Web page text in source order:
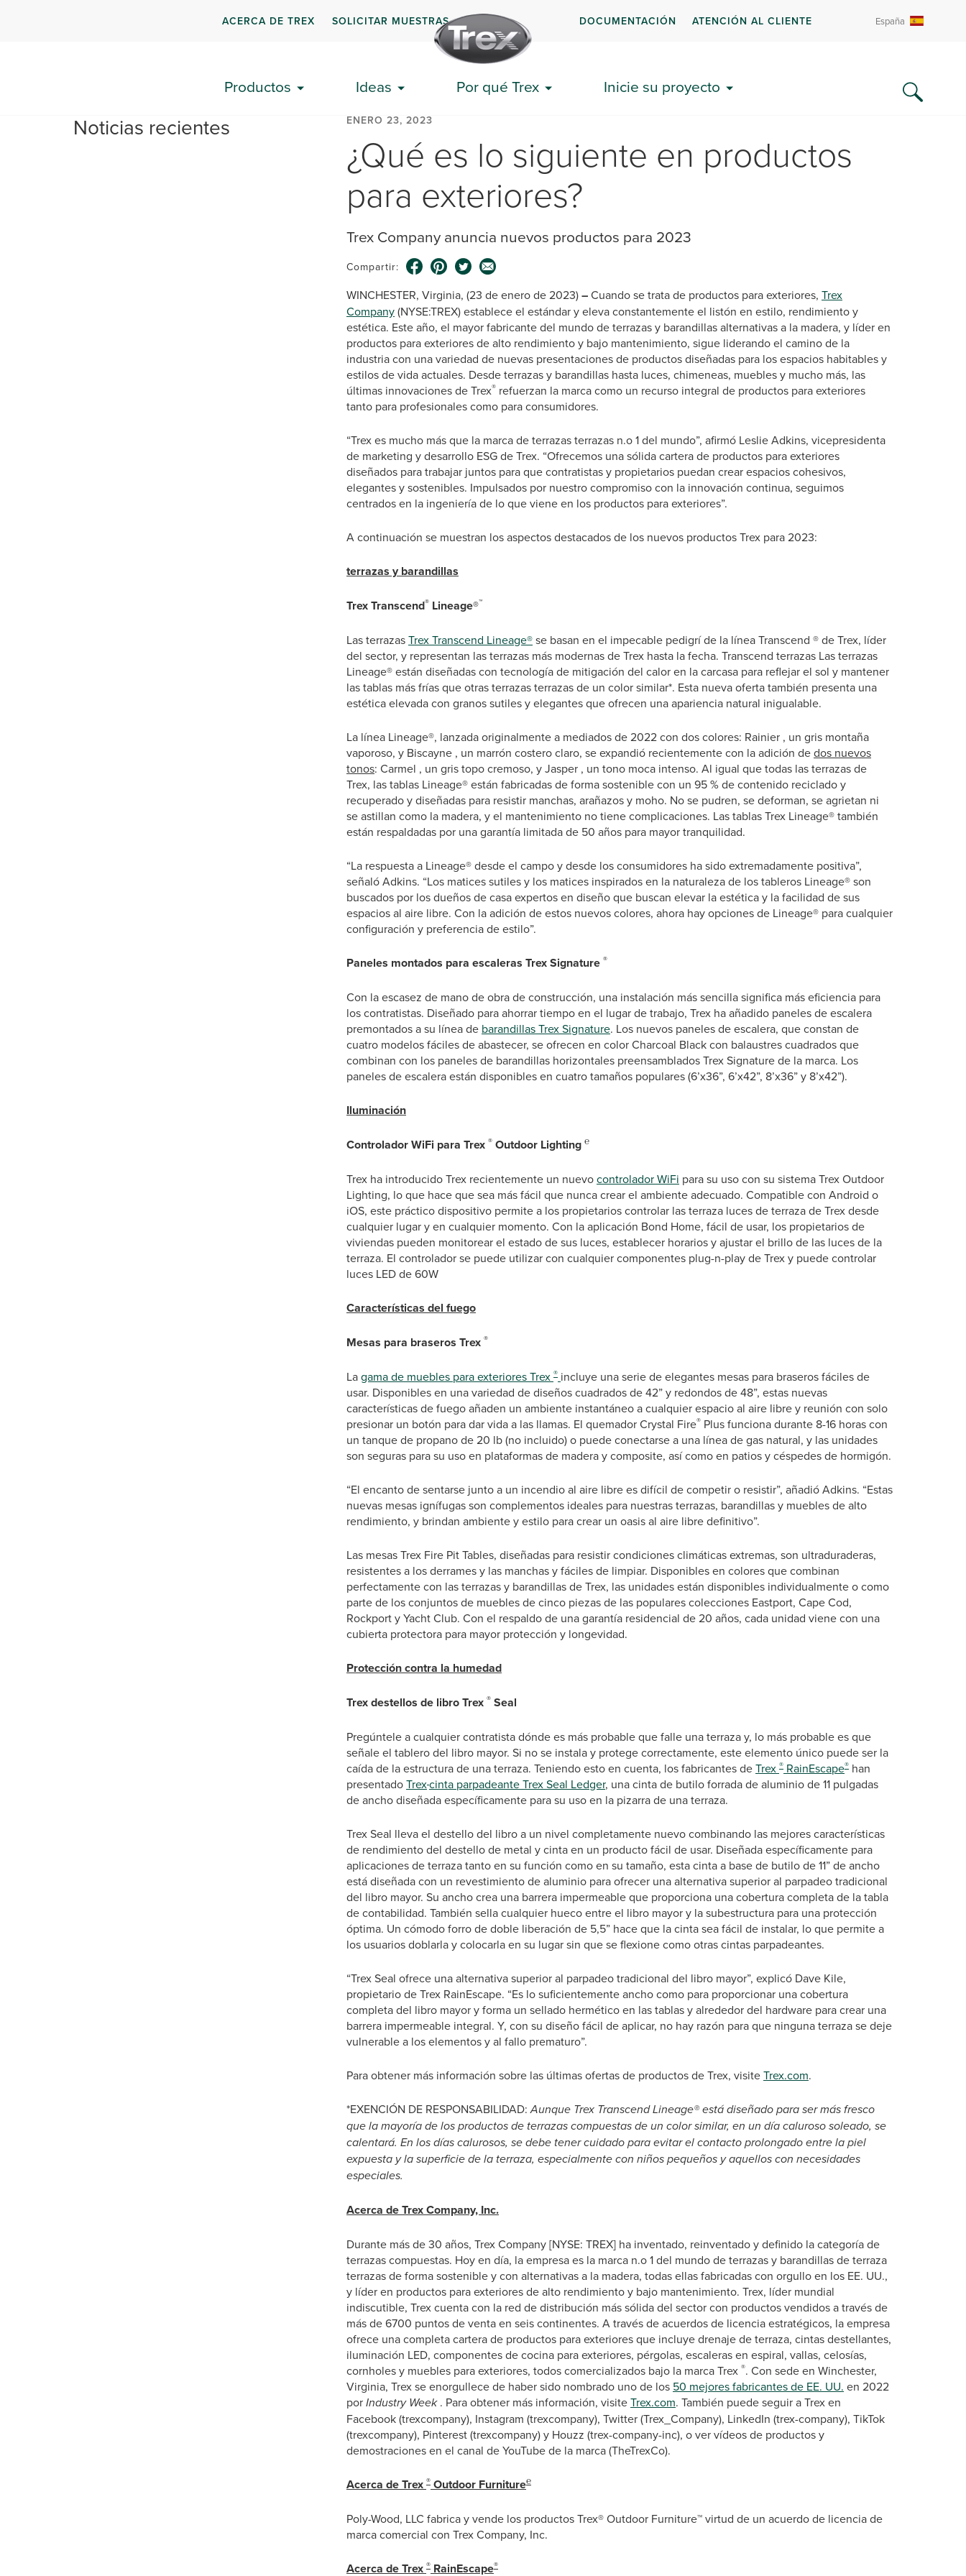
ACERCA DE TREX SOLICITAR MUESTRAS DOCUMENTACIÓN ATENCIÓN AL CLIENTE España
Productos Ideas Por qué Trex Inicie su proyecto
Noticias recientes ENERO 23, 2023
¿Qué es lo siguiente en productos
para exteriores?
Trex Company anuncia nuevos productos para 2023
Compartir:
WINCHESTER, Virginia, (23 de enero de 2023)–Cuando se trata de productos para exteriores, Trex
Company(NYSE:TREX) establece el estándar y eleva constantemente el listón en estilo, rendimiento y
estética. Este año, el mayor fabricante del mundo de terrazas y barandillas alternativas a la madera, y líder en
productos para exteriores de alto rendimiento y bajo mantenimiento, sigue liderando el camino de la
industria con una variedad de nuevas presentaciones de productos diseñadas para los espacios habitables y
estilos de vida actuales. Desde terrazas y barandillas hasta luces, chimeneas, muebles y mucho más, las
últimas innovaciones de Trex® refuerzan la marca como un recurso integral de productos para exteriores
tanto para profesionales como para consumidores.
“Trex es mucho más que la marca de terrazas terrazas n.o 1 del mundo”, afirmó Leslie Adkins, vicepresidenta
de marketing y desarrollo ESG de Trex. “Ofrecemos una sólida cartera de productos para exteriores
diseñados para trabajar juntos para que contratistas y propietarios puedan crear espacios cohesivos,
elegantes y sostenibles. Impulsados por nuestro compromiso con la innovación continua, seguimos
centrados en la ingeniería de lo que viene en los productos para exteriores”.
A continuación se muestran los aspectos destacados de los nuevos productos Trex para 2023:
terrazas y barandillas
Trex Transcend® Lineage®™
Las terrazasTrex Transcend Lineage®se basan en el impecable pedigrí de la línea Transcend ® de Trex, líder
del sector, y representan las terrazas más modernas de Trex hasta la fecha. Transcend terrazas Las terrazas
Lineage® están diseñadas con tecnología de mitigación del calor en la carcasa para reflejar el sol y mantener
las tablas más frías que otras terrazas terrazas de un color similar*. Esta nueva oferta también presenta una
estética elevada con granos sutiles y elegantes que ofrecen una apariencia natural inigualable.
La línea Lineage®, lanzada originalmente a mediados de 2022 con dos colores: Rainier , un gris montaña
vaporoso, y Biscayne , un marrón costero claro, se expandió recientemente con la adición dedos nuevos
tonos: Carmel , un gris topo cremoso, y Jasper , un tono moca intenso. Al igual que todas las terrazas de
Trex, las tablas Lineage® están fabricadas de forma sostenible con un 95 % de contenido reciclado y
recuperado y diseñadas para resistir manchas, arañazos y moho. No se pudren, se deforman, se agrietan ni
se astillan como la madera, y el mantenimiento no tiene complicaciones. Las tablas Trex Lineage® también
están respaldadas por una garantía limitada de 50 años para mayor tranquilidad.
“La respuesta a Lineage® desde el campo y desde los consumidores ha sido extremadamente positiva”,
señaló Adkins. “Los matices sutiles y los matices inspirados en la naturaleza de los tableros Lineage® son
buscados por los dueños de casa expertos en diseño que buscan elevar la estética y la facilidad de sus
espacios al aire libre. Con la adición de estos nuevos colores, ahora hay opciones de Lineage® para cualquier
configuración y preferencia de estilo”.
Paneles montados para escaleras Trex Signature ®
Con la escasez de mano de obra de construcción, una instalación más sencilla significa más eficiencia para
los contratistas. Diseñado para ahorrar tiempo en el lugar de trabajo, Trex ha añadido paneles de escalera
premontados a su línea de barandillas Trex Signature. Los nuevos paneles de escalera, que constan de
cuatro modelos fáciles de abastecer, se ofrecen en color Charcoal Black con balaustres cuadrados que
combinan con los paneles de barandillas horizontales preensamblados Trex Signature de la marca. Los
paneles de escalera están disponibles en cuatro tamaños populares (6’x36”, 6’x42”, 8’x36” y 8’x42”).
Iluminación
Controlador WiFi para Trex ® Outdoor Lighting ℮
Trex ha introducido Trex recientemente un nuevocontrolador WiFi para su uso con su sistema Trex Outdoor
Lighting, lo que hace que sea más fácil que nunca crear el ambiente adecuado. Compatible con Android o
iOS, este práctico dispositivo permite a los propietarios controlar las terraza luces de terraza de Trex desde
cualquier lugar y en cualquier momento. Con la aplicación Bond Home, fácil de usar, los propietarios de
viviendas pueden monitorear el estado de sus luces, establecer horarios y ajustar el brillo de las luces de la
terraza. El controlador se puede utilizar con cualquier componentes plug-n-play de Trex y puede controlar
luces LED de 60W
Características del fuego
Mesas para braseros Trex ®
Lagama de muebles para exteriores Trex ® incluye una serie de elegantes mesas para braseros fáciles de
usar. Disponibles en una variedad de diseños cuadrados de 42” y redondos de 48”, estas nuevas
características de fuego añaden un ambiente instantáneo a cualquier espacio al aire libre y reunión con solo
presionar un botón para dar vida a las llamas. El quemador Crystal Fire® Plus funciona durante 8-16 horas con
un tanque de propano de 20 lb (no incluido) o puede conectarse a una línea de gas natural, y las unidades
son seguras para su uso en plataformas de madera y composite, así como en patios y céspedes de hormigón.
“El encanto de sentarse junto a un incendio al aire libre es difícil de competir o resistir”, añadió Adkins. “Estas
nuevas mesas ignífugas son complementos ideales para nuestras terrazas, barandillas y muebles de alto
rendimiento, y brindan ambiente y estilo para crear un oasis al aire libre definitivo”.
Las mesas Trex Fire Pit Tables, diseñadas para resistir condiciones climáticas extremas, son ultraduraderas,
resistentes a los derrames y las manchas y fáciles de limpiar. Disponibles en colores que combinan
perfectamente con las terrazas y barandillas de Trex, las unidades están disponibles individualmente o como
parte de los conjuntos de muebles de cinco piezas de las populares colecciones Eastport, Cape Cod,
Rockport y Yacht Club. Con el respaldo de una garantía residencial de 20 años, cada unidad viene con una
cubierta protectora para mayor protección y longevidad.
Protección contra la humedad
Trex destellos de libro Trex ® Seal
Pregúntele a cualquier contratista dónde es más probable que falle una terraza y, lo más probable es que
señale el tablero del libro mayor. Si no se instala y protege correctamente, este elemento único puede ser la
caída de la estructura de una terraza. Teniendo esto en cuenta, los fabricantes deTrex ® RainEscape® han
presentadoTrexcinta parpadeante Trex Seal Ledger, una cinta de butilo forrada de aluminio de 11 pulgadas
de ancho diseñada específicamente para su uso en la pizarra de una terraza.
Trex Seal lleva el destello del libro a un nivel completamente nuevo combinando las mejores características
de rendimiento del destello de metal y cinta en un producto fácil de usar. Diseñada específicamente para
aplicaciones de terraza tanto en su función como en su tamaño, esta cinta a base de butilo de 11” de ancho
está diseñada con un revestimiento de aluminio para ofrecer una alternativa superior al parpadeo tradicional
del libro mayor. Su ancho crea una barrera impermeable que proporciona una cobertura completa de la tabla
de contabilidad. También sella cualquier hueco entre el libro mayor y la subestructura para una protección
óptima. Un cómodo forro de doble liberación de 5,5” hace que la cinta sea fácil de instalar, lo que permite a
los usuarios doblarla y colocarla en su lugar sin que se flexione como otras cintas parpadeantes.
“Trex Seal ofrece una alternativa superior al parpadeo tradicional del libro mayor”, explicó Dave Kile,
propietario de Trex RainEscape. “Es lo suficientemente ancho como para proporcionar una cobertura
completa del libro mayor y forma un sellado hermético en las tablas y alrededor del hardware para crear una
barrera impermeable integral. Y, con su diseño fácil de aplicar, no hay razón para que ninguna terraza se deje
vulnerable a los elementos y al fallo prematuro”.
Para obtener más información sobre las últimas ofertas de productos de Trex, visiteTrex.com.
*EXENCIÓN DE RESPONSABILIDAD:Aunque Trex Transcend Lineage® está diseñado para ser más fresco
que la mayoría de los productos de terrazas compuestas de un color similar, en un día caluroso soleado, se
calentará. En los días calurosos, se debe tener cuidado para evitar el contacto prolongado entre la piel
expuesta y la superficie de la terraza, especialmente con niños pequeños y aquellos con necesidades
especiales.
Acerca de Trex Company, Inc.
Durante más de 30 años, Trex Company [NYSE: TREX] ha inventado, reinventado y definido la categoría de
terrazas compuestas. Hoy en día, la empresa es la marca n.o 1 del mundo de terrazas y barandillas de terraza
terrazas de forma sostenible y con alternativas a la madera, todas ellas fabricadas con orgullo en los EE. UU.,
y líder en productos para exteriores de alto rendimiento y bajo mantenimiento. Trex, líder mundial
indiscutible, Trex cuenta con la red de distribución más sólida del sector con productos vendidos a través de
más de 6700 puntos de venta en seis continentes. A través de acuerdos de licencia estratégicos, la empresa
ofrece una completa cartera de productos para exteriores que incluye drenaje de terraza, cintas destellantes,
iluminación LED, componentes de cocina para exteriores, pérgolas, escaleras en espiral, vallas, celosías,
cornholes y muebles para exteriores, todos comercializados bajo la marca Trex ®. Con sede en Winchester,
Virginia, Trex se enorgullece de haber sido nombrado uno de los 50 mejores fabricantes de EE. UU. en 2022
porIndustry Week. Para obtener más información, visiteTrex.com. También puede seguir a Trex en
Facebook (trexcompany), Instagram (trexcompany), Twitter (Trex_Company), LinkedIn (trex-company), TikTok
(trexcompany), Pinterest (trexcompany) y Houzz (trex-company-inc), o ver vídeos de productos y
demostraciones en el canal de YouTube de la marca (TheTrexCo).
Acerca de Trex ® Outdoor Furniture℮
Poly-Wood, LLC fabrica y vende los productos Trex® Outdoor Furniture™ virtud de un acuerdo de licencia de
marca comercial con Trex Company, Inc.
Acerca de Trex ® RainEscape®